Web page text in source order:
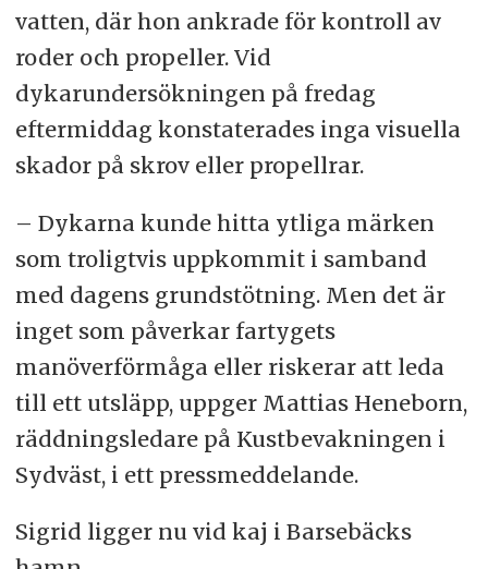
vatten, där hon ankrade för kontroll av
roder och propeller. Vid
dykarundersökningen på fredag
eftermiddag konstaterades inga visuella
skador på skrov eller propellrar.
– Dykarna kunde hitta ytliga märken
som troligtvis uppkommit i samband
med dagens grundstötning. Men det är
inget som påverkar fartygets
manöverförmåga eller riskerar att leda
till ett utsläpp, uppger Mattias Heneborn,
räddningsledare på Kustbevakningen i
Sydväst, i ett pressmeddelande.
Sigrid ligger nu vid kaj i Barsebäcks